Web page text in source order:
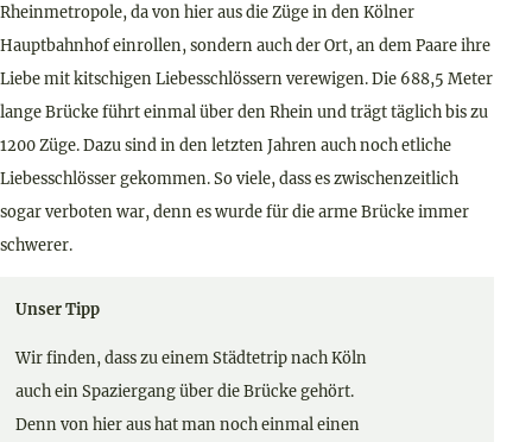
Rheinmetropole, da von hier aus die Züge in den Kölner
Hauptbahnhof einrollen, sondern auch der Ort, an dem Paare ihre
Liebe mit kitschigen Liebesschlössern verewigen. Die 688,5 Meter
lange Brücke führt einmal über den Rhein und trägt täglich bis zu
1200 Züge. Dazu sind in den letzten Jahren auch noch etliche
Liebesschlösser gekommen. So viele, dass es zwischenzeitlich
sogar verboten war, denn es wurde für die arme Brücke immer
schwerer.
Unser Tipp
Wir finden, dass zu einem Städtetrip nach Köln
auch ein Spaziergang über die Brücke gehört.
Denn von hier aus hat man noch einmal einen